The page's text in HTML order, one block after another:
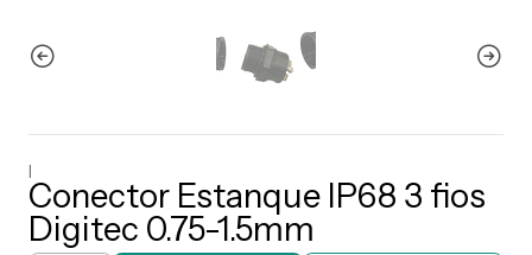
|
Conector Estanque IP68 3 fios
Digitec 0.75-1.5mm